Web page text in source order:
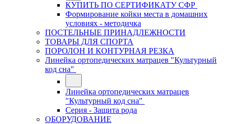
КУПИТЬ ПО СЕРТИФИКАТУ СФР
Формирование койки места в домашних
условиях - методичка
ПОСТЕЛЬНЫЕ ПРИНАДЛЕЖНОСТИ
ТОВАРЫ ДЛЯ СПОРТА
ПОРОЛОН И КОНТУРНАЯ РЕЗКА
Линейка ортопедических матрацев "Культурный
код сна"
Линейка ортопедических матрацев
"Культурный код сна"
Серия - Защита рода
ОБОРУДОВАНИЕ